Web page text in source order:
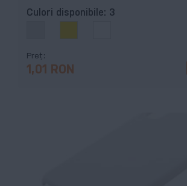
Culori disponibile: 3
Preț
1,01 RON